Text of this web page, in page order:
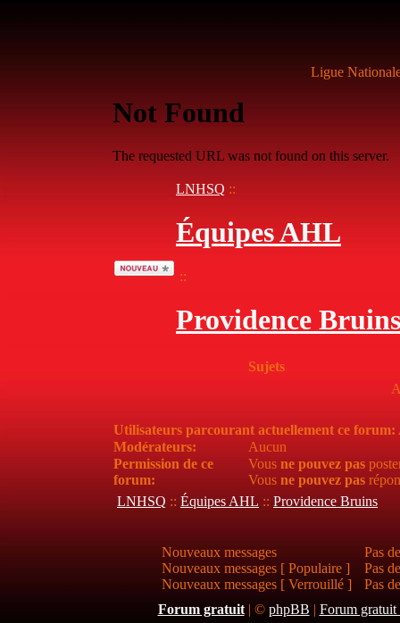
Ligue
LNHSQ ::
Équipes AHL
::
Providence Bruins
Sujets
Utilisateurs parcourant actuellement ce forum:
Modérateurs:
Aucun
Permission de ce
forum:
Vous ne pouvez pas
Vous ne pouvez pas
LNHSQ :: Équipes AHL :: Providence Bruins
Nouveaux messages
Nouveaux messages [ Populaire ]
Nouveaux messages [ Verrouillé ]
Pas
Pas
Pas
Forum gratuit| © phpBB | Forum gratuit